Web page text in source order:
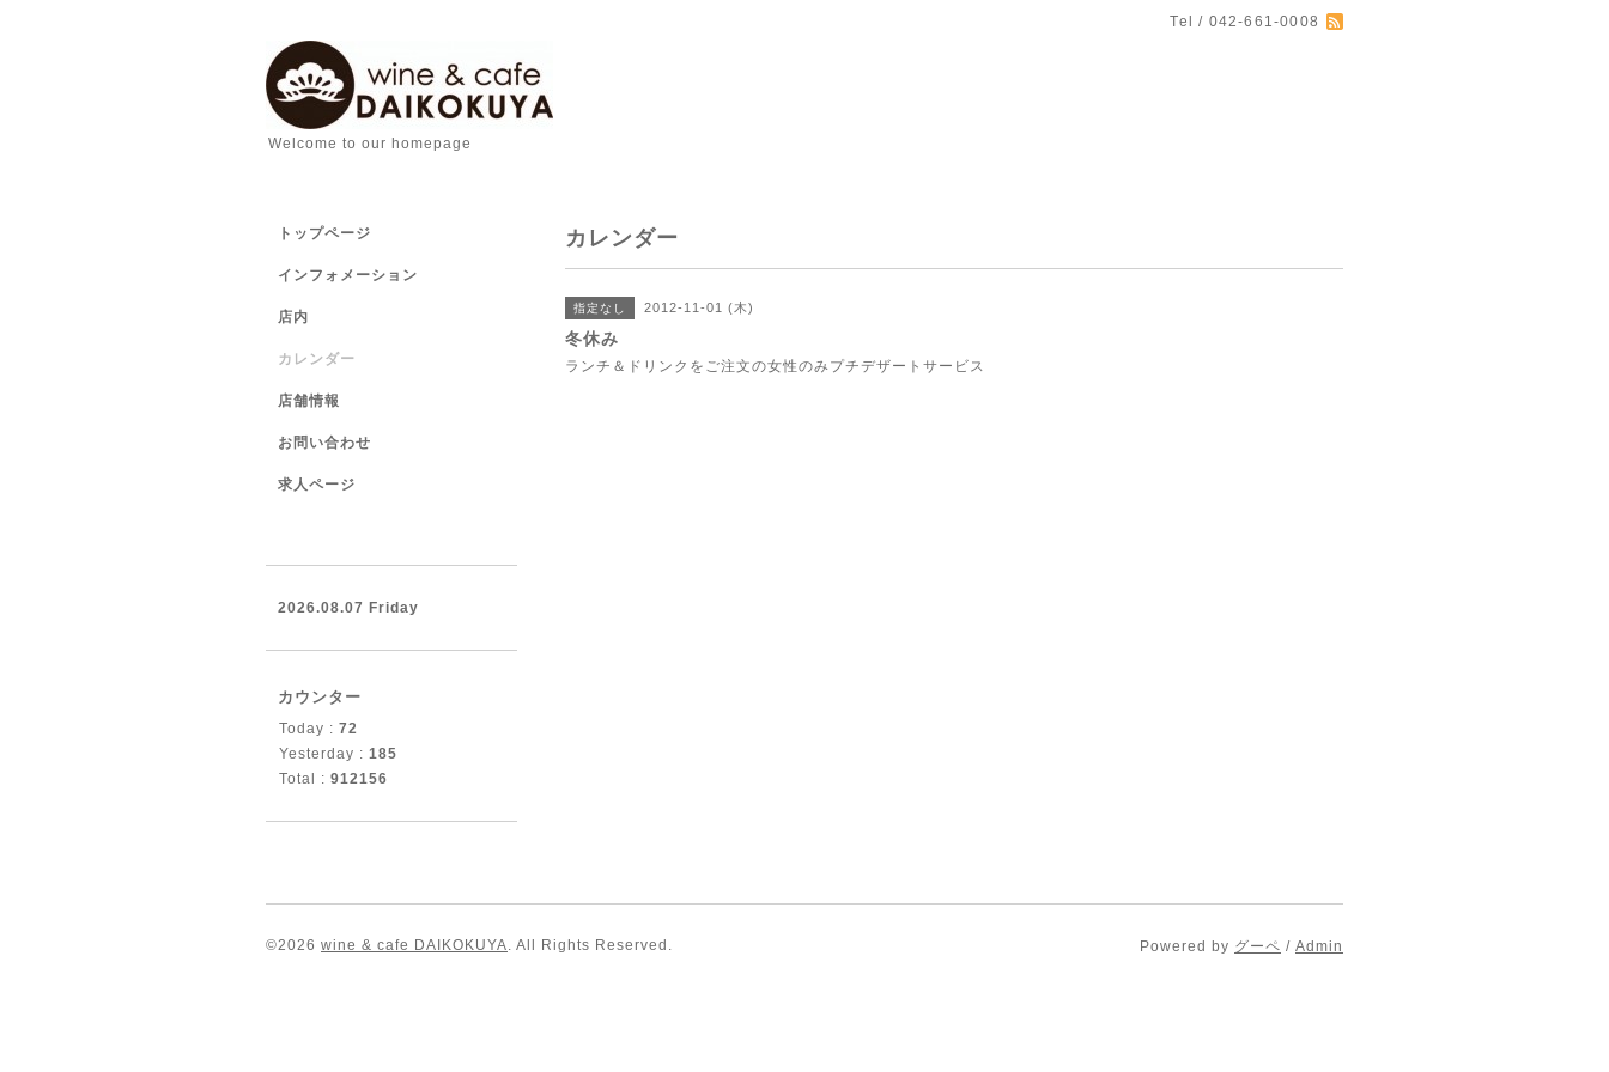
Tel / 042-661-0008
Welcome to our homepage
カレンダー
指定なし 2012-11-01 (木)
冬休み
ランチ＆ドリンクをご注文の女性のみプチデザートサービス
トップページ
インフォメーション
店内
カレンダー
店舗情報
お問い合わせ
求人ページ
2026.08.07 Friday
カウンター
Today : 72
Yesterday : 185
Total : 912156
©2026 wine & cafe DAIKOKUYA. All Rights Reserved. Powered by グーペ / Admin